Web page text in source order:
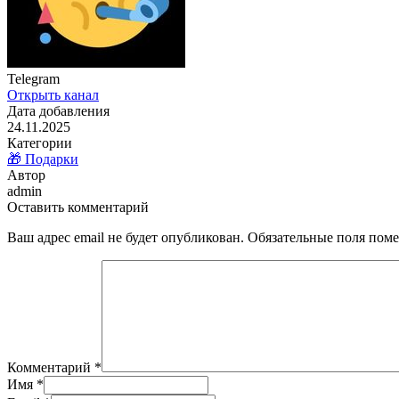
Telegram
Открыть канал
Дата добавления
24.11.2025
Категории
🎁 Подарки
Автор
admin
Оставить комментарий
Ваш адрес email не будет опубликован. Обязательные поля
Комментарий *
Имя *